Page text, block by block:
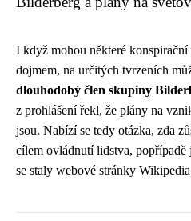
I když mohou některé
dojmem, na určitých tvrzeních
dlouhodobý člen skupiny
z prohlášení řekl, že plány na
jsou. Nabízí se tedy otázka, zda
cílem ovládnutí lidstva,
se staly webové stránky